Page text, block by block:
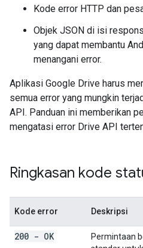
Kode error HTTP dan
Objek JSON di isi
yang dapat membantu
menangani error.
Aplikasi Google Drive harus
semua error yang mungkin
API. Panduan ini memberikan
mengatasi error Drive API
Ringkasan kode
Kode error Deskripsi
200 - OK
Permintaan